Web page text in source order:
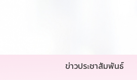
ข่าวประชาสัมพันธ์